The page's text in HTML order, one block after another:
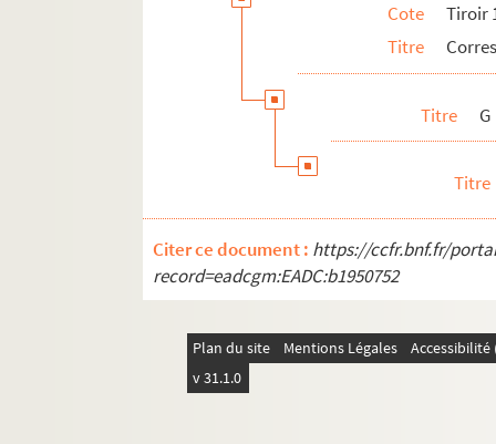
Cote
Tiroir
Titre
Titre G
Titre
Citer ce document : https://ccfr.bnf.fr/
record=eadcgm:EADC:b1950752
Plan du site Mentions Légales
v 31.1.0